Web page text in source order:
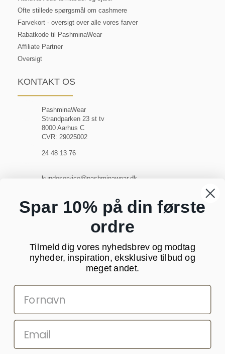
Ofte stillede spørgsmål om cashmere
Farvekort - oversigt over alle vores farver
Rabatkode til PashminaWear
Affiliate Partner
Oversigt
KONTAKT OS
PashminaWear
Strandparken 23 st tv
8000 Aarhus C
CVR: 29025002
24 48 13 76
kundeservice@pashminawear.dk
Spar 10% på din første
ordre
Tilmeld dig vores nyhedsbrev og modtag
nyheder, inspiration, eksklusive tilbud og
meget andet.